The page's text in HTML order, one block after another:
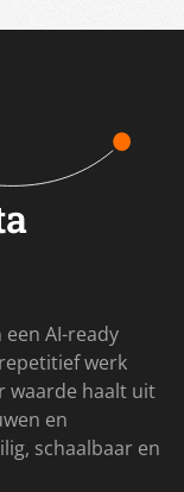
AI-ready
werk
waarde haalt uit
en
schaalbaar en